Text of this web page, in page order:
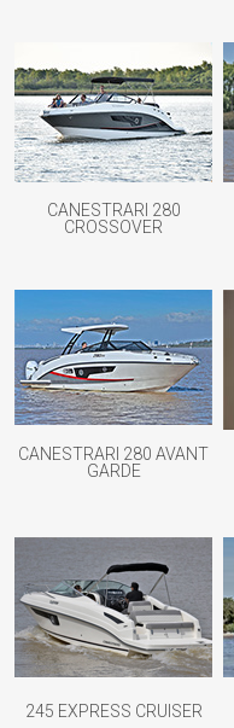
CANESTRARI 280
CROSSOVER
CANESTRARI 280 AVANT
GARDE
245 EXPRESS CRUISER